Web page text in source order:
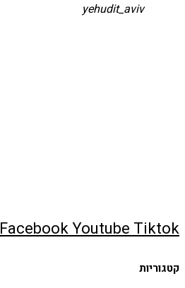
yehudit_aviv
Facebook Youtube Tiktok
קטגוריות